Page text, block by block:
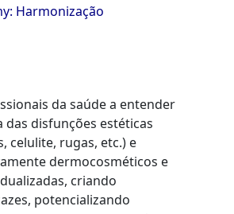
Harmonização
da saúde a entender
disfunções estéticas
celulite, rugas, etc.) e
dermocosméticos e
criando
potencializando